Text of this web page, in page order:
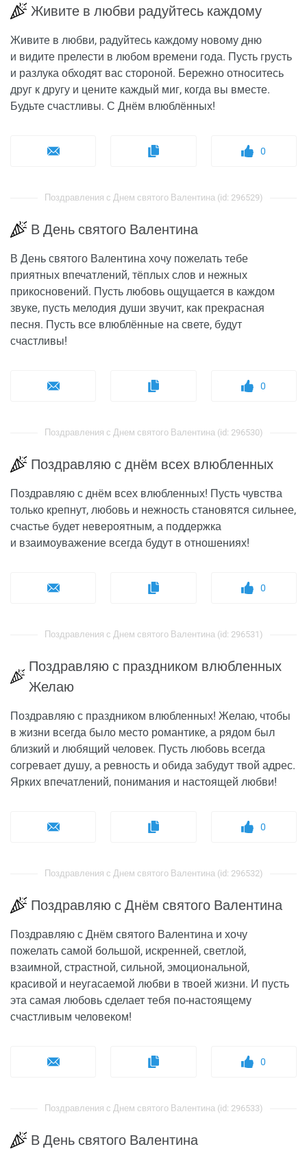
Живите в любви радуйтесь каждому
Живите в любви, радуйтесь каждому новому дню
и видите прелести в любом времени года. Пусть грусть
и разлука обходят вас стороной. Бережно относитесь
друг к другу и цените каждый миг, когда вы вместе.
Будьте счастливы. С Днём влюблённых!
0
Поздравления с Днем святого Валентина (id: 296529)
В День святого Валентина
В День святого Валентина хочу пожелать тебе
приятных впечатлений, тёплых слов и нежных
прикосновений. Пусть любовь ощущается в каждом
звуке, пусть мелодия души звучит, как прекрасная
песня. Пусть все влюблённые на свете, будут
счастливы!
0
Поздравления с Днем святого Валентина (id: 296530)
Поздравляю с днём всех влюбленных
Поздравляю с днём всех влюбленных! Пусть чувства
только крепнут, любовь и нежность становятся сильнее,
счастье будет невероятным, а поддержка
и взаимоуважение всегда будут в отношениях!
0
Поздравления с Днем святого Валентина (id: 296531)
Поздравляю с праздником влюбленных
Желаю
Поздравляю с праздником влюбленных! Желаю, чтобы
в жизни всегда было место романтике, а рядом был
близкий и любящий человек. Пусть любовь всегда
согревает душу, а ревность и обида забудут твой адрес.
Ярких впечатлений, понимания и настоящей любви!
0
Поздравления с Днем святого Валентина (id: 296532)
Поздравляю с Днём святого Валентина
Поздравляю с Днём святого Валентина и хочу
пожелать самой большой, искренней, светлой,
взаимной, страстной, сильной, эмоциональной,
красивой и неугасаемой любви в твоей жизни. И пусть
эта самая любовь сделает тебя по-настоящему
счастливым человеком!
0
Поздравления с Днем святого Валентина (id: 296533)
В День святого Валентина